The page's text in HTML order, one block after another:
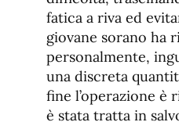
fatica a riva ed
giovane sorano ha
personalmente,
una discreta
fine l’operazione è
è stata tratta in